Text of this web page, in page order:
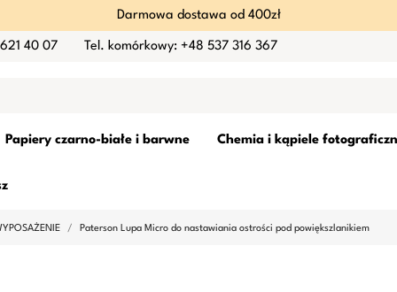
Darmowa dostawa od 400zł
40 07 Tel. komórkowy: +48 537 316 367
Papiery czarno-białe i barwne Chemia i kąpiele
Paterson Lupa Micro do nastawiania ostrości pod powiększlanikiem